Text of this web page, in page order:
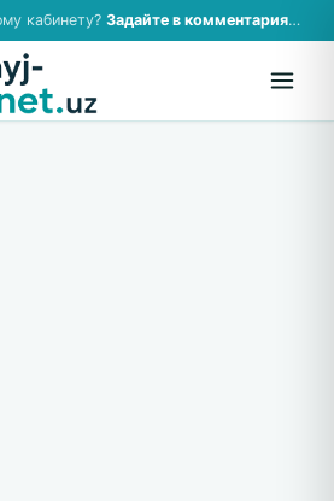
кабинету? Задайте в комментариях — ответим!